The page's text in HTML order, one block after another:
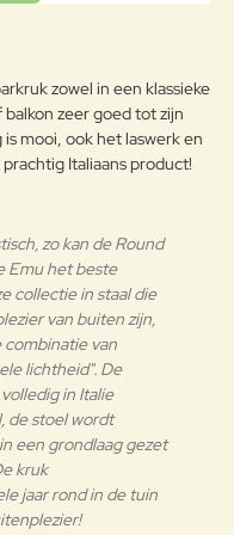
aan
te
staat te houden, raden
het correct en
te reinigen. Verricht de
op plaatsen die
vochtigheid of een
worden gekenmerkt.
aanbevolen om de
met een zachte doek
of neutrale
te reinigen. De
en continue
aan intense uv-
Goed
zowel in een klassieke
zeer goed tot zijn
mooi, ook het laswerk en
Italiaans product!
zo kan de Round
Emu het beste
collectie in staal die
van buiten zijn,
combinatie van
lichtheid". ​De
in Italie
de stoel wordt
een grondlaag gezet
kruk
jaar rond in de tuin